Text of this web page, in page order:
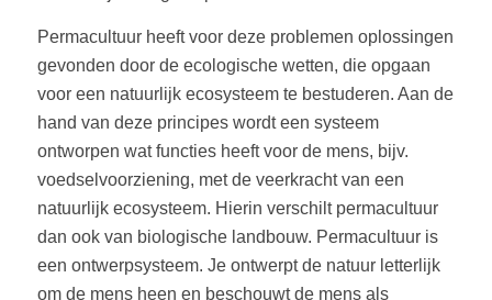
Permacultuur heeft voor deze problemen oplossingen
gevonden door de ecologische wetten, die opgaan
voor een natuurlijk ecosysteem te bestuderen. Aan de
hand van deze principes wordt een systeem
ontworpen wat functies heeft voor de mens, bijv.
voedselvoorziening, met de veerkracht van een
natuurlijk ecosysteem. Hierin verschilt permacultuur
dan ook van biologische landbouw. Permacultuur is
een ontwerpsysteem. Je ontwerpt de natuur letterlijk
om de mens heen en beschouwt de mens als